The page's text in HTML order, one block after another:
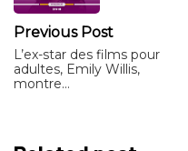
Previous Post
L’ex-star des films pour
adultes, Emily Willis,
montre…